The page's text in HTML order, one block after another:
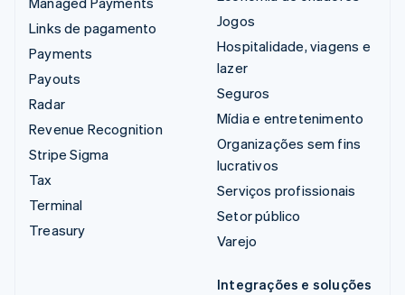
Links de pagamento
Payments
Payouts
Radar
Revenue Recognition
Stripe Sigma
Tax
Terminal
Treasury
Jogos
Hospitalidade, viagens e
lazer
Seguros
Mídia e entretenimento
Organizações sem fins
lucrativos
Serviços profissionais
Setor público
Varejo
Integrações e soluções